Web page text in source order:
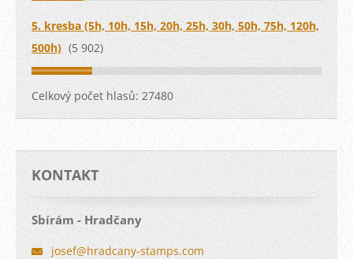
5. kresba (5h, 10h, 15h, 20h, 25h, 30h, 50h, 75h, 120h,
500h) (5 902)
Celkový počet hlasů: 27480
KONTAKT
Sbírám - Hradčany
josef@hradcany-stamps.com